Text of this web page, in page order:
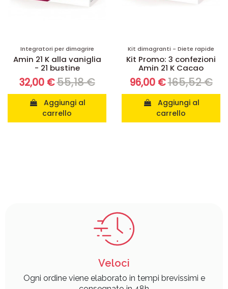
Integratori per dimagrire
Amin 21 K alla vaniglia
- 21 bustine
32,00 €55,18 €
carrello
Kit dimagranti - Diete rapide
Kit Promo: 3 confezioni
Amin 21 K Cacao
96,00 €165,52 €
carrello
Veloci
Ogni ordine viene elaborato in tempi brevissimi e